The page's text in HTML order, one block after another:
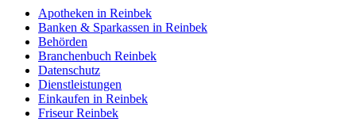
Apotheken in Reinbek
Banken & Sparkassen in Reinbek
Behörden
Branchenbuch Reinbek
Datenschutz
Dienstleistungen
Einkaufen in Reinbek
Friseur Reinbek